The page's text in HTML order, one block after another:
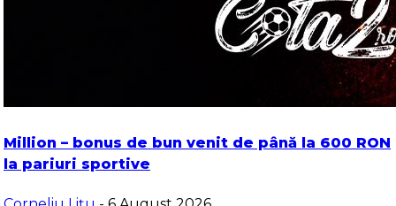
Million – bonus de bun venit de până la 600 RON
la pariuri sportive